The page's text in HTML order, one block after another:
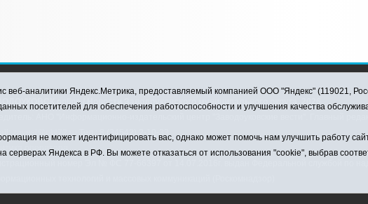
online / Новости Заводоуковского муниципального округа, 2026
Тел.: 8 (34542) 2-10-33
оператора
веб-аналитики Яндекс.Метрика, предоставляемый компанией ООО "Яндекс" (119021,
посетителей для обеспечения работоспособности и улучшения качества
не может идентифицировать вас, однако может помочь нам улучшить работу
серверах Яндекса в РФ. Вы можете отказаться от использования "cookie", выбрав